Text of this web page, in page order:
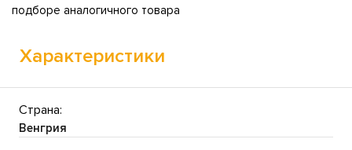
подборе аналогичного товара
Характеристики
Страна:
Венгрия